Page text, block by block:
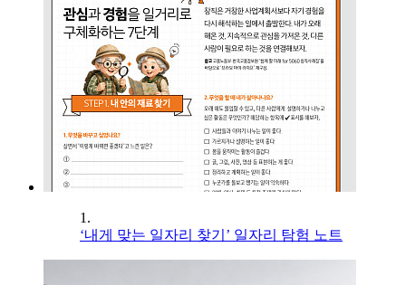
1.
‘내게 맞는 일자리 찾기’ 일자리 탐험 노트